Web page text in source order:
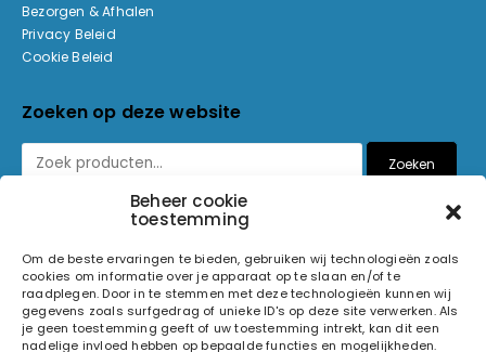
Beheer cookie
toestemming
Om de beste ervaringen te bieden, gebruiken wij technologieën zoals
cookies om informatie over je apparaat op te slaan en/of te
raadplegen. Door in te stemmen met deze technologieën kunnen wij
gegevens zoals surfgedrag of unieke ID's op deze site verwerken. Als
je geen toestemming geeft of uw toestemming intrekt, kan dit een
nadelige invloed hebben op bepaalde functies en mogelijkheden.
Bezorgen & Afhalen
Privacy Beleid
Cookie Beleid
Zoeken op deze website
Zoeken